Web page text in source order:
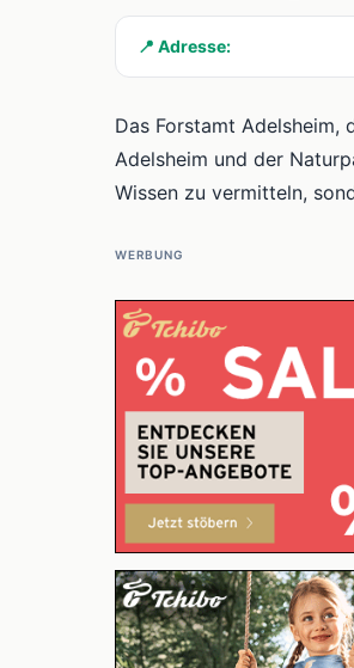
📍 Adresse:
Das Forstamt Adelsheim,
Adelsheim und der
Wissen zu vermitteln,
WERBUNG